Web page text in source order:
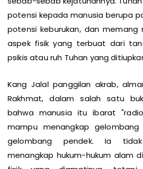
sebab-sebab kejatuhannya.
potensi kepada manusia berupa
potensi keburukan, dan memang
aspek fisik yang terbuat dari
psikis atau ruh Tuhan yang
Kang Jalal panggilan akrab,
Rakhmat, dalam salah satu
bahwa manusia itu ibarat
mampu menangkap
gelombang pendek. Ia
menangkap hukum-hukum alam